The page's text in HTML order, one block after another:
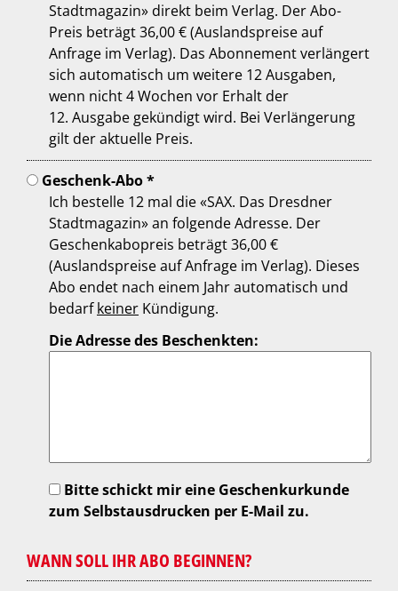
Stadtmagazin» direkt beim Verlag. Der Abo-
Preis beträgt 36,00 € (Auslandspreise auf
Anfrage im Verlag). Das Abonnement verlängert
sich automatisch um weitere 12 Ausgaben,
wenn nicht 4 Wochen vor Erhalt der
12. Ausgabe gekündigt wird. Bei Verlängerung
gilt der aktuelle Preis.
Geschenk-Abo *
Ich bestelle 12 mal die «SAX. Das Dresdner
Stadtmagazin» an folgende Adresse. Der
Geschenkabopreis beträgt 36,00 €
(Auslandspreise auf Anfrage im Verlag). Dieses
Abo endet nach einem Jahr automatisch und
bedarfkeiner Kündigung.
Die Adresse des Beschenkten:
Bitte schickt mir eine Geschenkurkunde
zum Selbstausdrucken per E-Mail zu.
WANN SOLL IHR ABO BEGINNEN?